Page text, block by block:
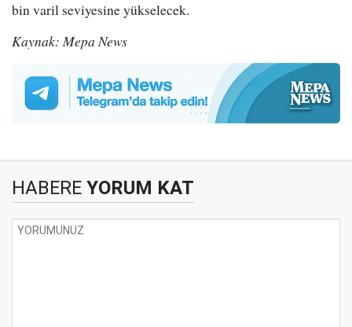
bin varil seviyesine yükselecek.
Kaynak: Mepa News
HABERE YORUM KAT